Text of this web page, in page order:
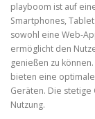
playboom ist auf
Smartphones,
sowohl eine Web-
ermöglicht den
genießen zu
bieten eine
Geräten. Die
Nutzung.